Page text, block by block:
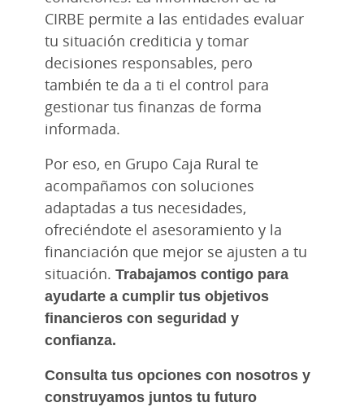
CIRBE permite a las entidades evaluar
tu situación crediticia y tomar
decisiones responsables, pero
también te da a ti el control para
gestionar tus finanzas de forma
informada.
Por eso, en Grupo Caja Rural te
acompañamos con soluciones
adaptadas a tus necesidades,
ofreciéndote el asesoramiento y la
financiación que mejor se ajusten a tu
situación. Trabajamos contigo para
ayudarte a cumplir tus objetivos
financieros con seguridad y
confianza.
Consulta tus opciones con nosotros y
construyamos juntos tu futuro